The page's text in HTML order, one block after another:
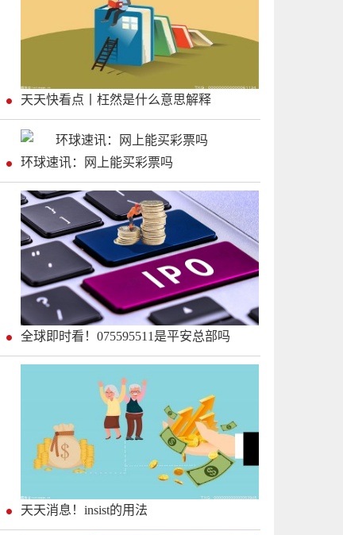
天天快看点丨枉然是什么意思解释
环球速讯：网上能买彩票吗
全球即时看！075595511是平安总部吗
天天消息！insist的用法